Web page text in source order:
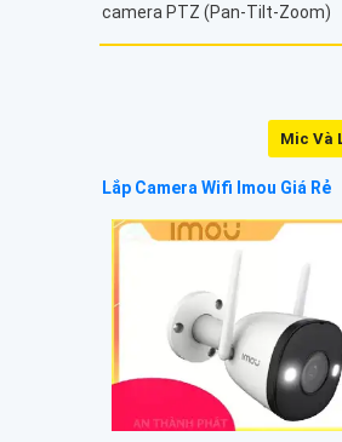
camera PTZ (Pan-Tilt-Zoom)
Mic Và
Lắp Camera Wifi Imou Giá Rẻ